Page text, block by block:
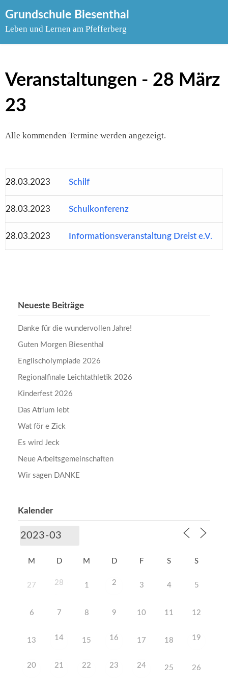
to
Grundschule Biesenthal
Leben und Lernen am Pfefferberg
Veranstaltungen - 28 März
23
Alle kommenden Termine werden angezeigt.
28.03.2023 Schilf
28.03.2023 Schulkonferenz
28.03.2023 Informationsveranstaltung Dreist e.V.
Neueste Beiträge
Danke für die wundervollen Jahre!
Guten Morgen Biesenthal
Englischolympiade 2026
Regionalfinale Leichtathletik 2026
Kinderfest 2026
Das Atrium lebt
Wat för e Zick
Es wird Jeck
Neue Arbeitsgemeinschaften
Wir sagen DANKE
Kalender
M D M D F S S
27 28 1 2 3 4 5
6 7 8 9 10 11 12
13 14 15 16 17 18 19
20 21 22 23 24 25 26